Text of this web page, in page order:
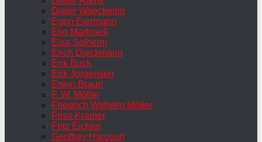
Dieter Waeckerlin
Egon Eiermann
Elio Martinelli
Elsa Solheim
Erich Dieckmann
Erik Buck
Erik Jorgensen
Erwin Braun
F. W. Möller
Friedrich Wilhelm Möller
Friso Kramer
Fritz Eichler
Geoffrey Harcourt